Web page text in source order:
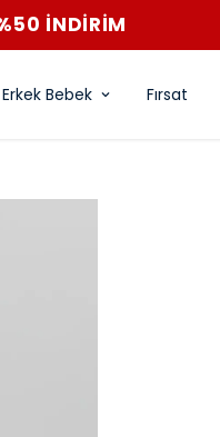
İNDİRİM
Erkek Bebek Fırsat